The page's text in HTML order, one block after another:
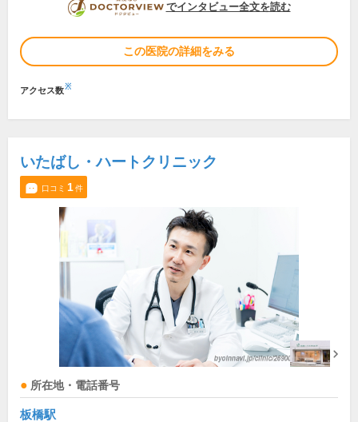
DOCTORVIEW
でインタビュー全文を読む
この医院の詳細をみる
アクセス数※
いたばし・ハートクリニック
口コミ 1件
所在地・電話番号
板橋駅